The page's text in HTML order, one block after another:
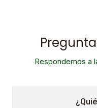
Respondemos a